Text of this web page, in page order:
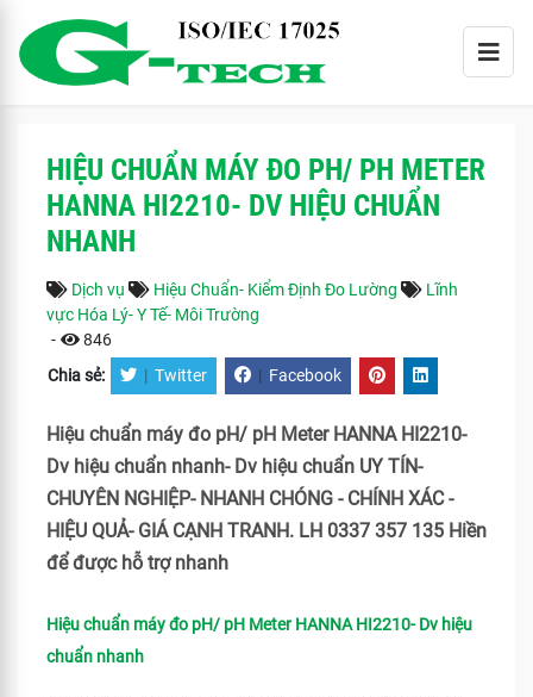
HIỆU CHUẨN MÁY ĐO PH/ PH METER
HANNA HI2210- DV HIỆU CHUẨN
NHANH
Dịch vụ Hiệu Chuẩn- Kiểm Định Đo Lường
Lĩnh
vực Hóa Lý- Y Tế- Môi Trường
-
846
Chia sẻ: | Twitter | Facebook
Hiệu chuẩn máy đo pH/ pH Meter HANNA HI2210-
Dv hiệu chuẩn nhanh- Dv hiệu chuẩn UY TÍN-
CHUYÊN NGHIỆP- NHANH CHÓNG - CHÍNH XÁC -
HIỆU QUẢ- GIÁ CẠNH TRANH. LH 0337 357 135 Hiền
để được hỗ trợ nhanh
Hiệu chuẩn máy đo pH/ pH Meter HANNA HI2210- Dv hiệu
chuẩn nhanh